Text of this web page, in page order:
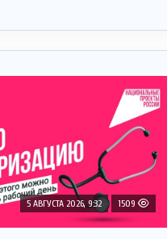
5 АВГУСТА 2026, 9:32 1509